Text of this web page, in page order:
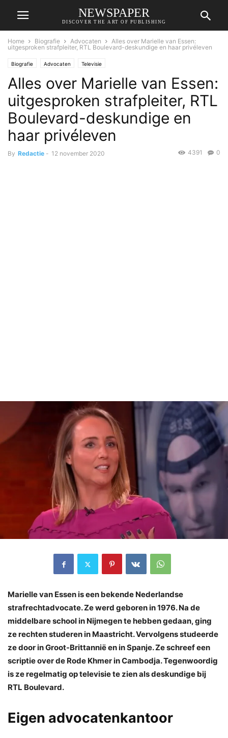
NEWSPAPER
DISCOVER THE ART OF PUBLISHING
Home Biografie Advocaten
Alles over Marielle van Essen:
uitgesproken strafpleiter, RTL Boulevard-deskundige en haar privéleven
Biografie Advocaten Televisie
Alles over Marielle van Essen:
uitgesproken strafpleiter, RTL
Boulevard-deskundige en
haar privéleven
By Redactie - 12 november 2020 0
4391
Marielle van Essen is een bekende Nederlandse
strafrechtadvocate. Ze werd geboren in 1976. Na de
middelbare school in Nijmegen te hebben gedaan, ging
ze rechten studeren in Maastricht. Vervolgens studeerde
ze door in Groot-Brittannië en in Spanje. Ze schreef een
scriptie over de Rode Khmer in Cambodja. Tegenwoordig
is ze regelmatig op televisie te zien als deskundige bij
RTL Boulevard.
Eigen advocatenkantoor